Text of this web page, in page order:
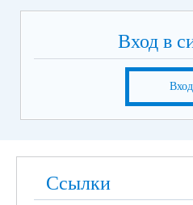
Вход в
Вход
Ссылки